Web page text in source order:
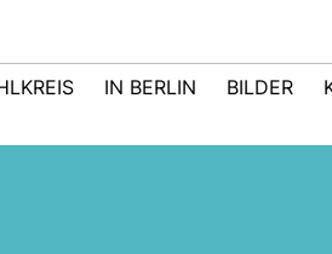
IN BERLIN BILDER